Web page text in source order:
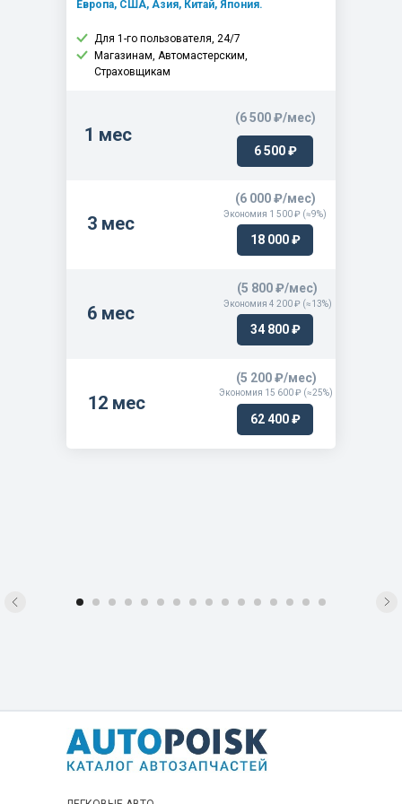
3LA1 /3LB1 DOM /EXP 91.0 -
3LD1 /3LD2 DOM.EXP 92.0 -
4BA1 ENG DOM /EXP 77.0 - 91.0
4BD1 DOM /EXP 94.0 -
4BG1 DOM /EXP 51734 89.0 -
4BG1 EXP 93.0 -
4CG1 /4CG2 EXP<YANMAR> 05.0 -
4CG1 TIER3 <YANMAR> 14.0 -
4FA1 ENG DOM /EXP 80.0 - 91.0
4FB1 /4FC1 DOM /EXP 81.0 - 92.0
4FB1 /4FC1 DOM /EXP 93.0 - 95.0
4JA1 /4JC1 DOM /EXP 95.0 -
4JA1B1C1 DOM /EXP 84.0 - 94.0
4JB1 DOM /EXP 95.0 -
(6 500 ₽/мес)
6 500 ₽
(5 200 ₽/мес)
Экономия 15 600 ₽ (≈25%)
62 400 ₽
34 800 ₽
Экономия 4 200 ₽ (≈13%)
(5 800 ₽/мес)
Экономия 1 500 ₽ (≈9%)
(6 000 ₽/мес)
18 000 ₽
Европа, США, Азия, Китай, Япония.
Магазинам, Автомастерским,
Страховщикам
Для 1-го пользователя, 24/7
1 мес
12 мес
6 мес
3 мес